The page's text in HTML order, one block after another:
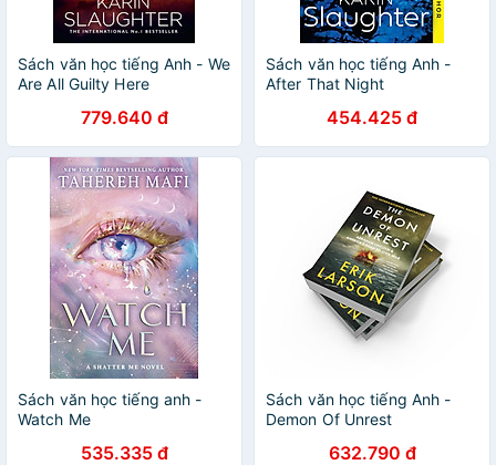
Sách văn học tiếng Anh - We
Are All Guilty Here
779.640 đ
Sách văn học tiếng Anh -
After That Night
454.425 đ
Sách văn học tiếng anh -
Watch Me
535.335 đ
Sách văn học tiếng Anh -
Demon Of Unrest
632.790 đ